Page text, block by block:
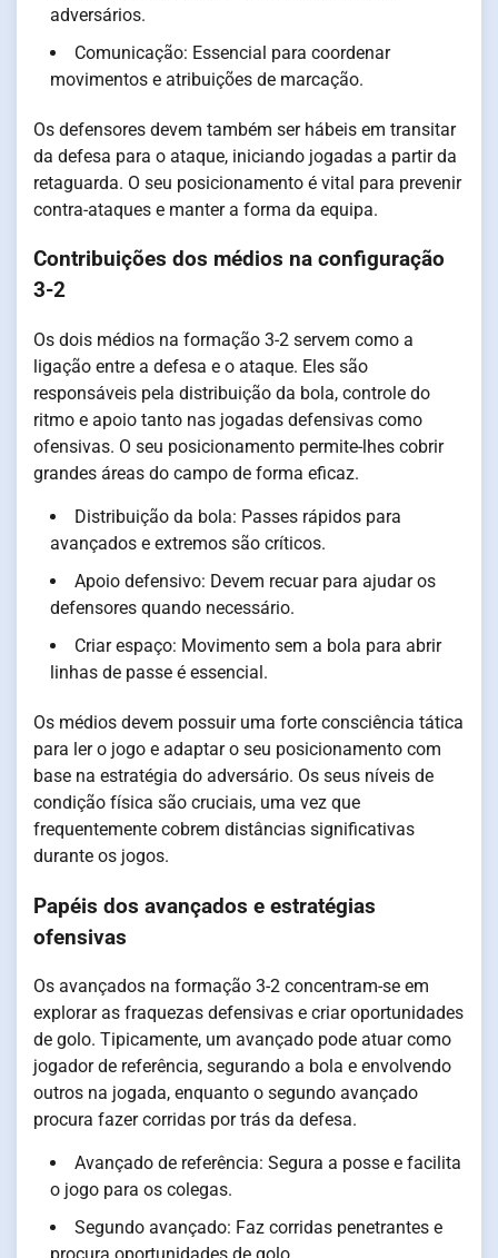
adversários.
Comunicação: Essencial para coordenar
movimentos e atribuições de marcação.
Os defensores devem também ser hábeis em transitar
da defesa para o ataque, iniciando jogadas a partir da
retaguarda. O seu posicionamento é vital para prevenir
contra-ataques e manter a forma da equipa.
Contribuições dos médios na configuração
3-2
Os dois médios na formação 3-2 servem como a
ligação entre a defesa e o ataque. Eles são
responsáveis pela distribuição da bola, controle do
ritmo e apoio tanto nas jogadas defensivas como
ofensivas. O seu posicionamento permite-lhes cobrir
grandes áreas do campo de forma eficaz.
Distribuição da bola: Passes rápidos para
avançados e extremos são críticos.
Apoio defensivo: Devem recuar para ajudar os
defensores quando necessário.
Criar espaço: Movimento sem a bola para abrir
linhas de passe é essencial.
Os médios devem possuir uma forte consciência tática
para ler o jogo e adaptar o seu posicionamento com
base na estratégia do adversário. Os seus níveis de
condição física são cruciais, uma vez que
frequentemente cobrem distâncias significativas
durante os jogos.
Papéis dos avançados e estratégias
ofensivas
Os avançados na formação 3-2 concentram-se em
explorar as fraquezas defensivas e criar oportunidades
de golo. Tipicamente, um avançado pode atuar como
jogador de referência, segurando a bola e envolvendo
outros na jogada, enquanto o segundo avançado
procura fazer corridas por trás da defesa.
Avançado de referência: Segura a posse e facilita
o jogo para os colegas.
Segundo avançado: Faz corridas penetrantes e